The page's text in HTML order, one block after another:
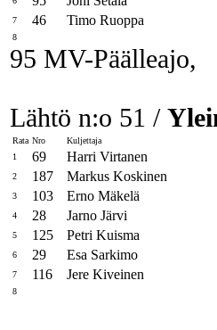
7 46 Timo Ruoppa
8
95 MV-Päälleajo,
Lähtö n:o 51 /
Rata Nro Kuljettaja
1
69 Harri Virtanen
2 187 Markus Koskinen
3 103 Erno Mäkelä
4 28 Jarno Järvi
5 125 Petri Kuisma
6 29 Esa Sarkimo
7 116 Jere Kiveinen
8